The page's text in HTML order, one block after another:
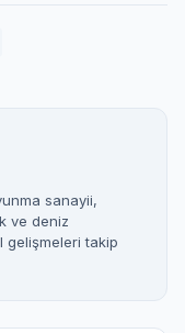
sanayii,
ve deniz
gelişmeleri takip